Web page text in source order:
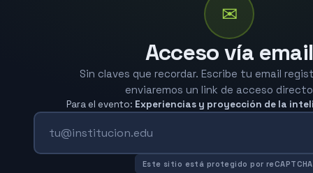
✉
Acceso vía email
Sin claves que recordar. Escribe tu email
enviaremos un link de acceso
Para el evento: Experiencias y proyección de la
Este sitio está protegido por